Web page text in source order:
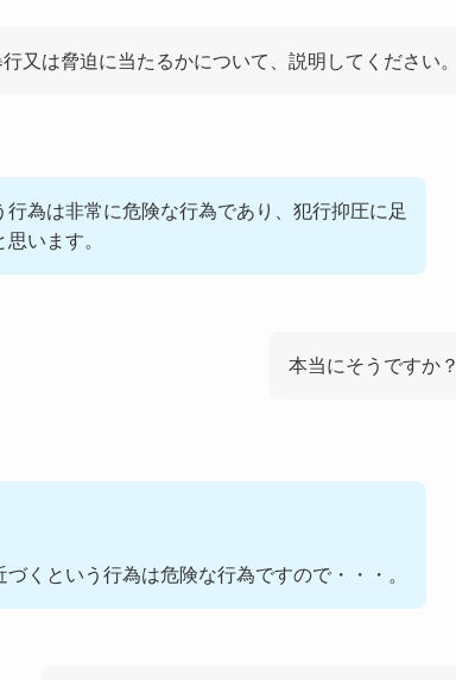
又は脅迫に当たるかについて、説明してください。
為は非常に危険な行為であり、犯行抑圧に足
います。
本当にそうですか？
くという行為は危険な行為ですので・・・。